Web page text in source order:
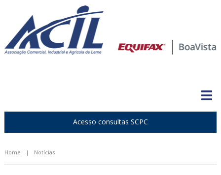
Acesso consultas SCPC
Home | Notícias